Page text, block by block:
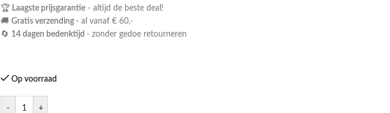
🏆 Laagste prijsgarantie - altijd de beste deal!
🚚 Gratis verzending - al vanaf € 60,-
🔄 14 dagen bedenktijd - zonder gedoe retourneren
Op voorraad
- +